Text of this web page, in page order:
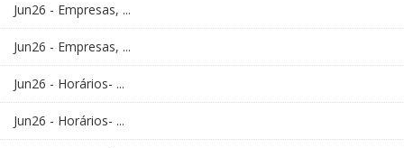
Jun26 - Empresas, ...
Jun26 - Empresas, ...
Jun26 - Horários- ...
Jun26 - Horários- ...